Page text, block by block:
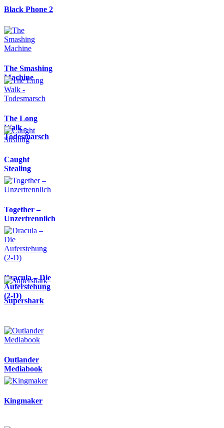
Black Phone 2
The Smashing
Machine
The Long
Walk -
Todesmarsch
Caught
Stealing
Together –
Unzertrennlich
Dracula – Die
Auferstehung
(2-D)
Supershark
Outlander
Mediabook
Kingmaker